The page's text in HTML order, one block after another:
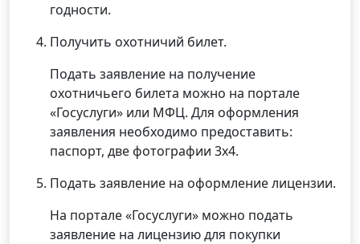
годности.
Получить охотничий билет.
Подать заявление на получение
охотничьего билета можно на портале
«Госуслуги» или МФЦ. Для оформления
заявления необходимо предоставить:
паспорт, две фотографии 3х4.
Подать заявление на оформление лицензии.
На портале «Госуслуги» можно подать
заявление на лицензию для покупки